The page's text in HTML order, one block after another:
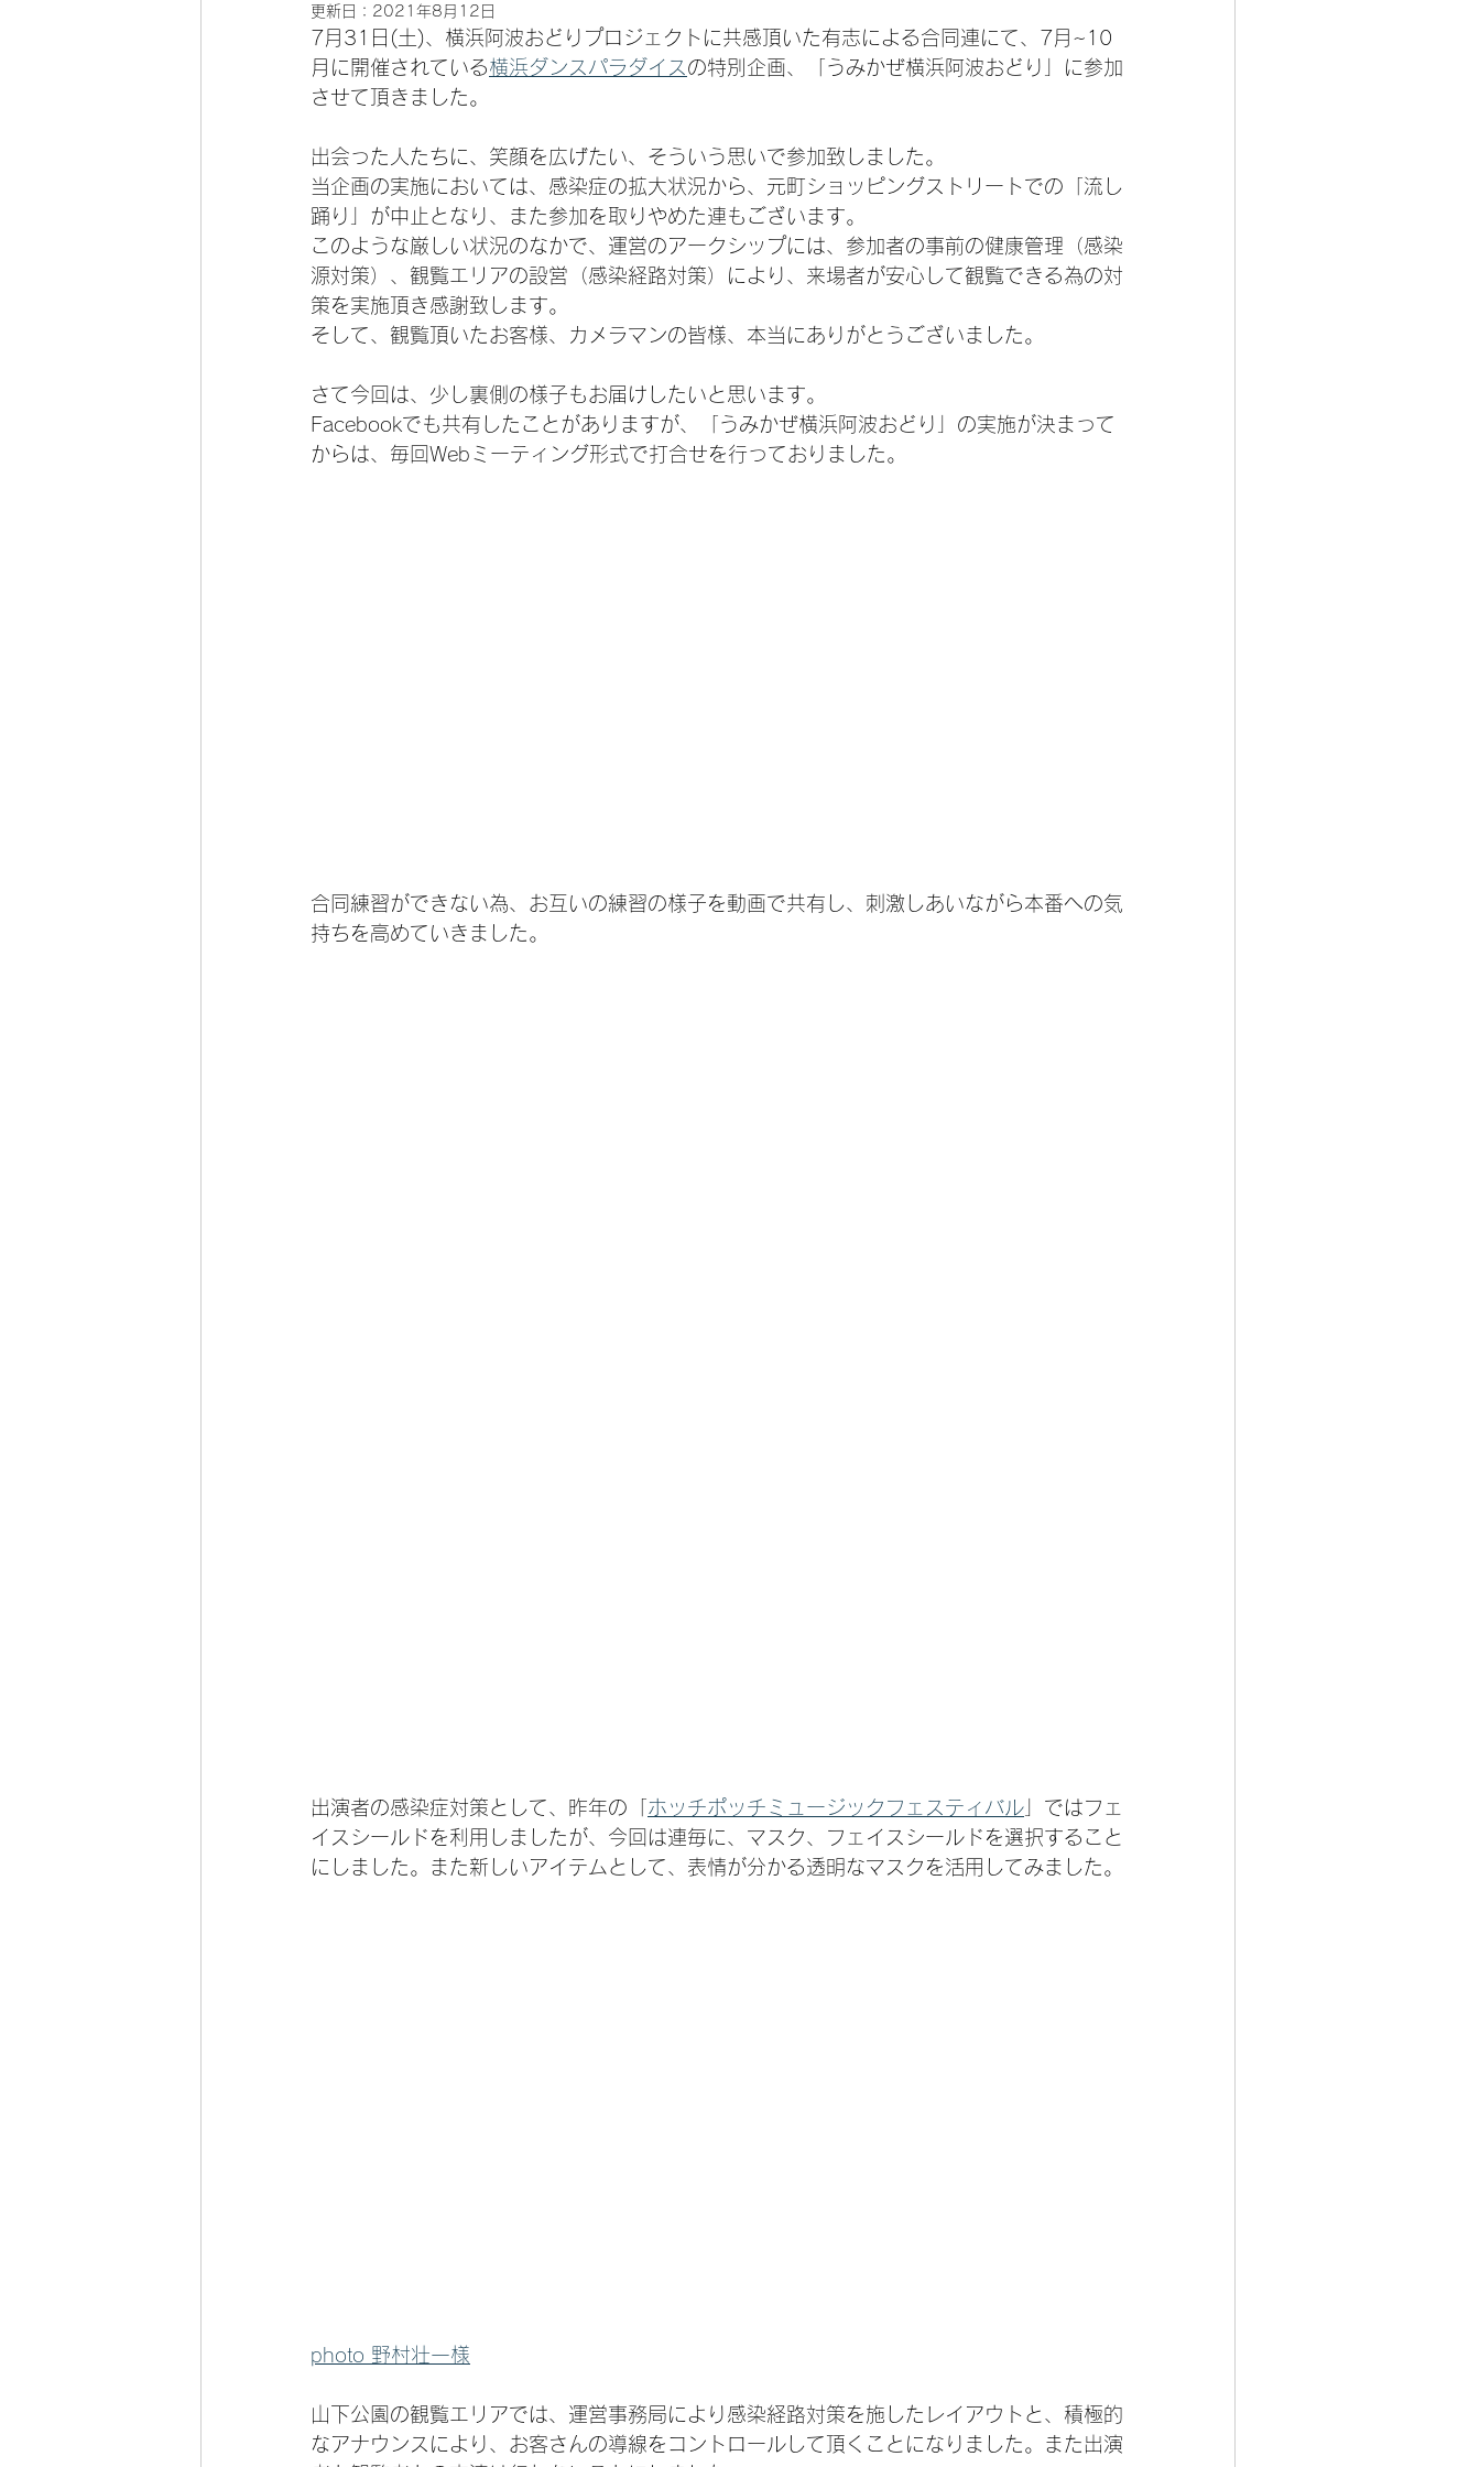
更新日： 2021年8月12日
7月31日(土)、横浜阿波おどりプロジェクトに共感頂いた有志による合同連にて、7月~10
月に開催されている横浜ダンスパラダイス の特別企画、「うみかぜ横浜阿波おどり」に参加
させて頂きました。
出会った人たちに、笑顔を広げたい、そういう思いで参加致しました。
当企画の実施においては、感染症の拡大状況から、元町ショッピングストリートでの「流し
踊り」が中止となり、また参加を取りやめた連もございます。
このような厳しい状況のなかで、運営のアークシップには、参加者の事前の健康管理（感染
源対策）、観覧エリアの設営（感染経路対策）により、来場者が安心して観覧できる為の対
策を実施頂き感謝致します。
そして、観覧頂いたお客様、カメラマンの皆様、本当にありがとうございました。
さて今回は、少し裏側の様子もお届けしたいと思います。
Facebookでも共有したことがありますが、「うみかぜ横浜阿波おどり」の実施が決まって
からは、毎回Webミーティング形式で打合せを行っておりました。
合同練習ができない為、お互いの練習の様子を動画で共有し、刺激しあいながら本番への気
持ちを高めていきました。
出演者の感染症対策として、昨年の「 ホッチポッチミュージックフェスティバル 」ではフェ
イスシールドを利用しましたが、今回は連毎に、マスク、フェイスシールドを選択すること
にしました。また新しいアイテムとして、表情が分かる透明なマスクを活用してみました。
photo 野村壮一様
山下公園の観覧エリアでは、運営事務局により感染経路対策を施したレイアウトと、積極的
なアナウンスにより、お客さんの導線をコントロールして頂くことになりました。また出演